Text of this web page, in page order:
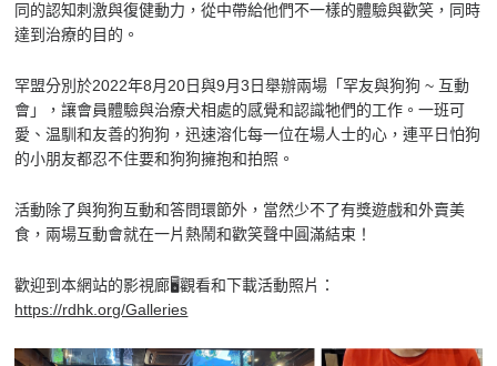
同的認知刺激與復健動力，從中帶給他們不一樣的體驗與歡笑，同時
達到治療的目的。
罕盟分別於2022年8月 20日與9月3 日舉辦兩場「罕友與狗狗 ~ 互動
會」，讓會員體驗與治療犬相處的感覺和認識牠們的工作。一班可
愛、温馴和友善的狗狗，迅速溶化每一位在場人士的心，連平日怕狗
的小朋友都忍不住要和狗狗擁抱和拍照。
活動除了與狗狗互動和答問環節外，當然少不了有獎遊戲和外賣美
食，兩場互動會就在一片熱鬧和歡笑聲中圓滿結束！
歡迎到本網站的影視廊🖥️觀看和下載活動照片：
https://rdhk.org/Galleries